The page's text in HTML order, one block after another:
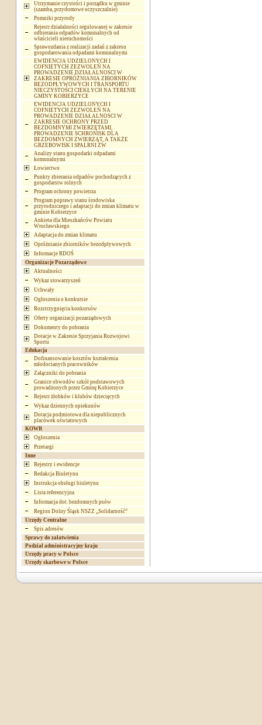
Utrzymanie czystości i porządku w gminie
(szamba, przydomowe oczyszczalnie)
Pomniki przyrody
Rejestr działalności regulowanej w zakresie
odbierania odpadów komunalnych od
właścicieli nieruchomości
Sprawozdania z realizacji zadań z zakresu
gospodarowania odpadami komunalnymi
EWIDENCJA UDZIELONYCH I
COFNIETYCH ZEZWOLEŃ NA
PROWADZENIE DZIAŁALNOSCI W
ZAKRESIE OPRÓŻNIANIA ZBIORNIKÓW
BEZODPŁYWOWYCH I TRANSPORTU
NIECZYSTOŚCI CIEKŁYCH NA TERENIE
GMINY KOBIERZYCE
EWIDENCJA UDZIELONYCH I
COFNIETYCH ZEZWOLEŃ NA
PROWADZENIE DZIAŁALNOSCI W
ZAKRESIE OCHRONY PRZED
BEZDOMNYMI ZWIERZĘTAMI,
PROWADZENIE SCHRONISK DLA
BEZDOMNYCH ZWIERZĄT, A TAKŻE
GRZEBOWISK I SPALRNI ZW
Analizy stanu gospodarki odpadami
komunalnymi
Łowiectwo
Punkty zbierania odpadów pochodzących z
gospodarstw rolnych
Program ochrony powietrza
Program poprawy stanu środowiska
przyrodniczego i adaptacji do zmian klimatu w
gminie Kobierzyce
Ankieta dla Mieszkańców Powiatu
Wrocławskiego
Adaptacja do zmian klimatu
Opróżnianie zbiorników bezodpływowych
Informacje RDOŚ
Organizacje Pozarządowe
Aktualności
Wykaz stowarzyszeń
Uchwały
Ogłoszenia o konkursie
Rozstrzygnięcia konkursów
Oferty organizacji pozarządowych
Dokumenty do pobrania
Dotacje w Zakresie Sprzyjania Rozwojowi
Sportu
Edukacja
Dofinansowanie kosztów kształcenia
młodocianych pracowników
Załączniki do pobrania
Granice obwodów szkół podstawowych
prowadzonych przez Gminę Kobierzyce
Rejestr żłobków i klubów dziecięcych
Wykaz dziennych opiekunów
Dotacja podmiotowa dla niepublicznych
placówek oświatowych
KOWR
Ogłoszenia
Przetargi
Inne
Rejestry i ewidencje
Redakcja Biuletynu
Instrukcja obsługi biuletynu
Lista referencyjna
Informacja dot. bezdomnych psów
Region Dolny Śląsk NSZZ „Solidarność”
Urzędy Centralne
Spis adresów
Sprawy do załatwienia
Podział administracyjny kraju
Urzędy pracy w Polsce
Urzędy skarbowe w Polsce